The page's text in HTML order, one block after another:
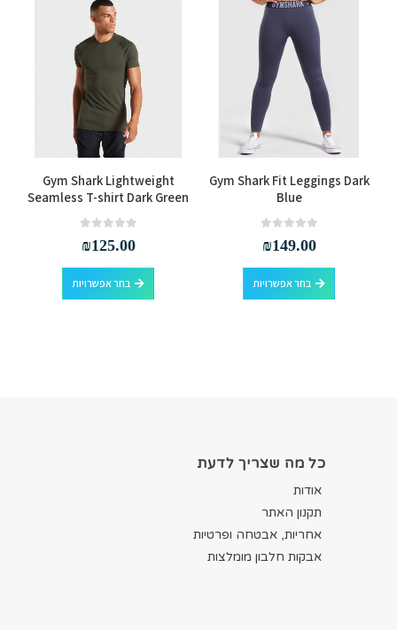
למוצר זה יש מספר סוגים. ניתן לבחור את האפשרויות בעמוד המוצר
Gym Shark Fit Leggings Dark
Blue
₪149.00
בחר אפשרויות
למוצר זה יש מספר סוגים. ניתן לבחור את האפשרויות בעמוד המוצר
למוצר זה יש מספר סוגים. ניתן לבחור את האפשרויות בעמוד המוצר
Gym Shark Lightweight
Seamless T-shirt Dark Green
₪125.00
בחר אפשרויות
למוצר זה יש מספר סוגים. ניתן לבחור את האפשרויות בעמוד המוצר
כל מה שצריך לדעת
אודות
תקנון האתר
אחריות, אבטחה ופרטיות
אבקות חלבון מומלצות